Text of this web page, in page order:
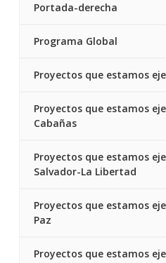
Portada-derecha
Programa Global
Proyectos que estamos
Proyectos que estamos
Cabañas
Proyectos que estamos
Salvador-La Libertad
Proyectos que estamos
Paz
Proyectos que estamos